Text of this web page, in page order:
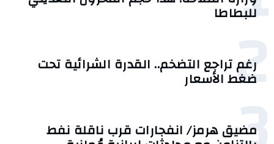
للبطاطا
2
رغم تراجع التضخم.. القدرة الشرائية تحت
ضغط الأسعار
مضيق هرمز/ انفجارات قرب ناقلة نفط